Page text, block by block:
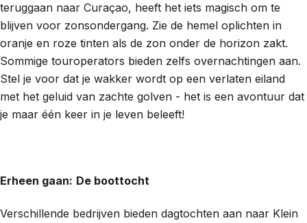
teruggaan naar Curaçao, heeft het iets magisch om te
blijven voor zonsondergang. Zie de hemel oplichten in
oranje en roze tinten als de zon onder de horizon zakt.
Sommige touroperators bieden zelfs overnachtingen aan.
Stel je voor dat je wakker wordt op een verlaten eiland
met het geluid van zachte golven - het is een avontuur dat
je maar één keer in je leven beleeft!
Erheen gaan: De boottocht
Verschillende bedrijven bieden dagtochten aan naar Klein